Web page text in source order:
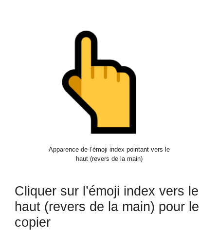
Apparence de l’émoji index pointant vers le
haut (revers de la main)
Cliquer sur l’émoji index vers le
haut (revers de la main) pour le
copier